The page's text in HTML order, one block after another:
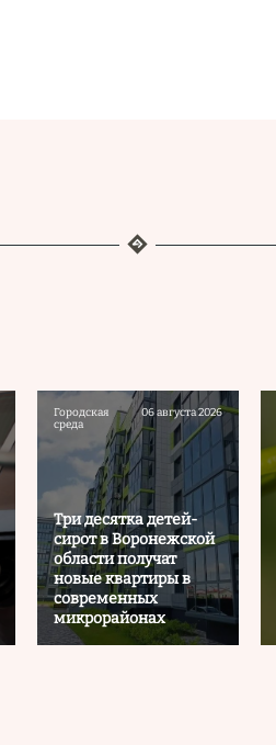
Городская
среда
06 августа 2026
Три десятка детей-
сирот в Воронежской
области получат
новые квартиры в
современных
микрорайонах